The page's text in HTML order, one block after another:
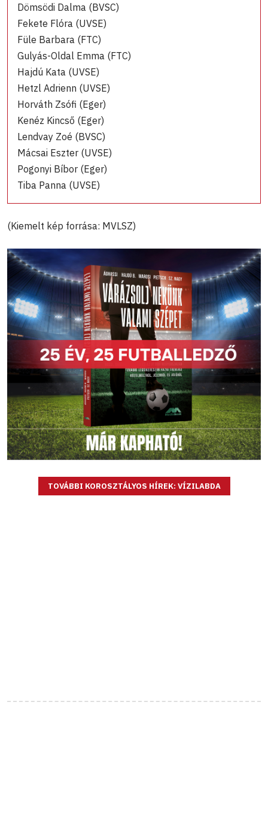
Dömsödi Dalma (BVSC)
Fekete Flóra (UVSE)
Füle Barbara (FTC)
Gulyás-Oldal Emma (FTC)
Hajdú Kata (UVSE)
Hetzl Adrienn (UVSE)
Horváth Zsófi (Eger)
Kenéz Kincső (Eger)
Lendvay Zoé (BVSC)
Mácsai Eszter (UVSE)
Pogonyi Bíbor (Eger)
Tiba Panna (UVSE)
(Kiemelt kép forrása: MVLSZ)
TOVÁBBI KOROSZTÁLYOS HÍREK: VÍZILABDA